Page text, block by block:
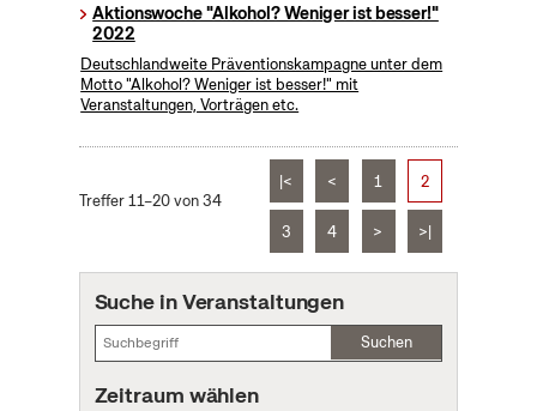
Aktionswoche "Alkohol? Weniger ist besser!"
2022
Deutschlandweite Präventionskampagne unter dem
Motto "Alkohol? Weniger ist besser!" mit
Veranstaltungen, Vorträgen etc.
Treffer 11–20 von 34
|< < 1 2
3 4 > >|
Suche in Veranstaltungen
Suchen
Zeitraum wählen